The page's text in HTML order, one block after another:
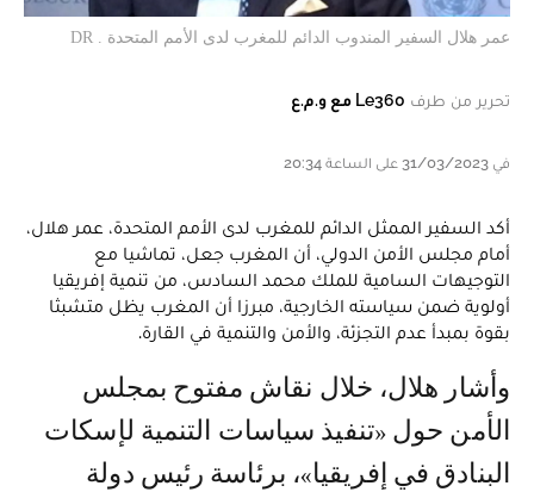
عمر هلال السفير المندوب الدائم للمغرب لدى الأمم المتحدة . DR
تحرير من طرف Le360 مع و.م.ع
في 31/03/2023 على الساعة 20:34
أكد السفير الممثل الدائم للمغرب لدى الأمم المتحدة، عمر هلال،
أمام مجلس الأمن الدولي، أن المغرب جعل، تماشيا مع
التوجيهات السامية للملك محمد السادس، من تنمية إفريقيا
أولوية ضمن سياسته الخارجية، مبرزا أن المغرب يظل متشبثا
بقوة بمبدأ عدم التجزئة، والأمن والتنمية في القارة.
وأشار هلال، خلال نقاش مفتوح بمجلس
الأمن حول «تنفيذ سياسات التنمية لإسكات
البنادق في إفريقيا»، برئاسة رئيس دولة